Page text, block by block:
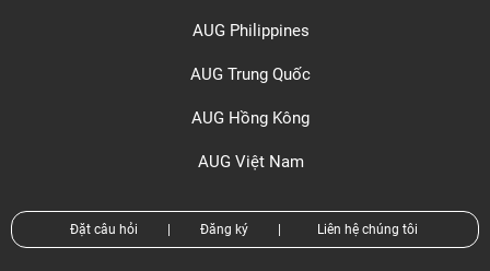
AUG Philippines
AUG Trung Quốc
AUG Hồng Kông
AUG Việt Nam
Đặt câu hỏi Đăng ký Liên hệ chúng tôi